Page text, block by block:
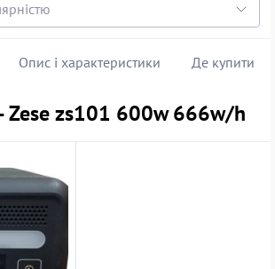
Опис і характеристики Де купити
Zese zs101 600w 666w/h